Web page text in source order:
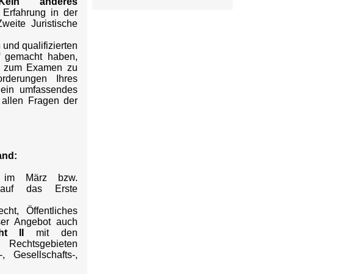
in der
Juristische
und qualifizierten
haben,
Examen zu
Ihres
umfassendes
Fragen der
im März bzw.
auf das Erste
Öffentliches
Angebot auch
II
mit den
Gesellschafts-,